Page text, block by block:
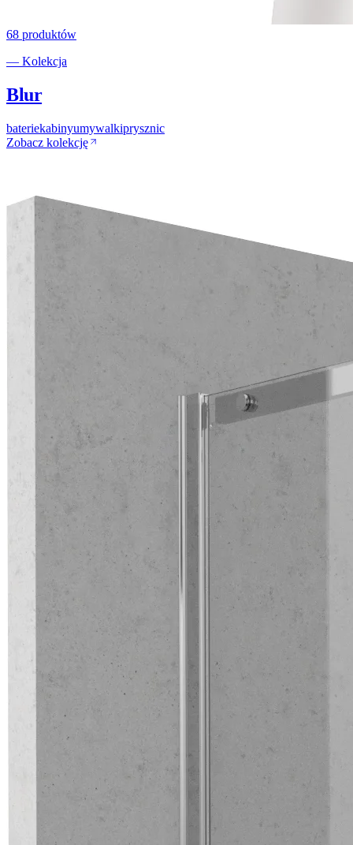
68 produktów
— Kolekcja
Blur
bateriekabinyumywalkiprysznic
Zobacz kolekcję